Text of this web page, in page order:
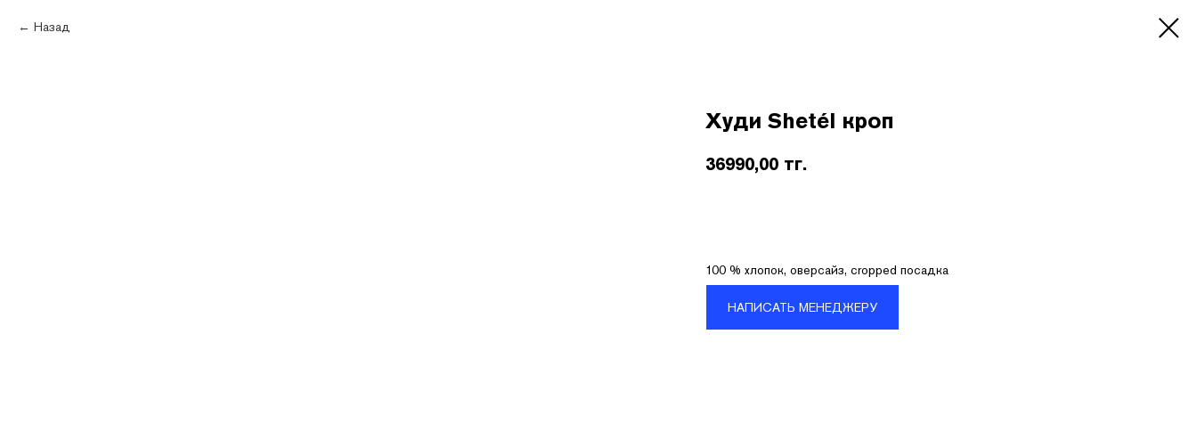
Назад
Худи Shetél кроп
36990,00 тг.
100 % хлопок, оверсайз, cropped посадка
НАПИСАТЬ МЕНЕДЖЕРУ